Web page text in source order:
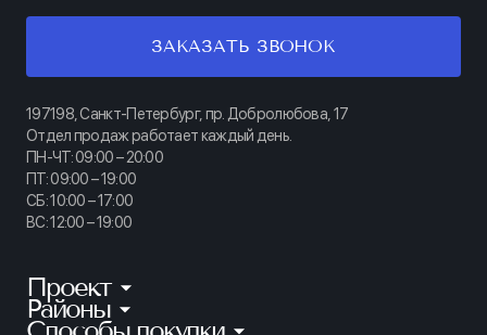
ЗАКАЗАТЬ ЗВОНОК
197198, Санкт-Петербург, пр. Добролюбова, 17
Отдел продаж работает каждый день.
ПН-ЧТ: 09:00 – 20:00
ПТ: 09:00 – 19:00
СБ: 10:00 – 17:00
ВС: 12:00 – 19:00
Проект
КИНОПАРК
Районы
Калининский